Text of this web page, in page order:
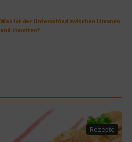
Was ist der Unterschied zwischen Limonen
und Limetten?
Rezepte